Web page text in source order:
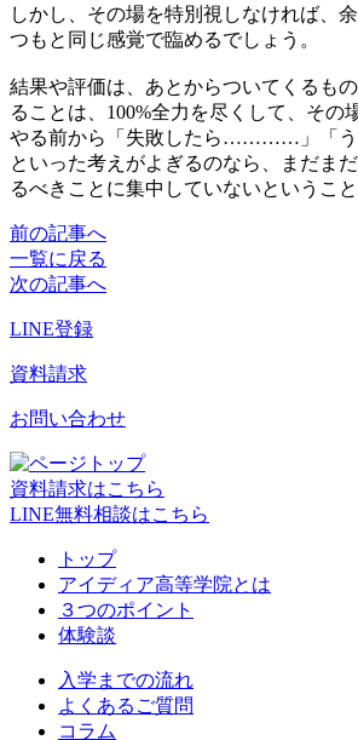
しかし、その場を特別視しなければ、
つもと同じ感覚で臨めるでしょう。
結果や評価は、あとからついてくるも
ることは、100%全力を尽くして、その
やる前から「失敗したら…………」「う
といった考えがよぎるのなら、まだま
るべきことに集中していないということ
前の記事へ
一覧に戻る
次の記事へ
LINE登録
資料請求
お問い合わせ
資料請求はこちら
LINE無料相談はこちら
トップ
アイディア高等学院とは
３つのポイント
体験談
入学までの流れ
よくあるご質問
コラム